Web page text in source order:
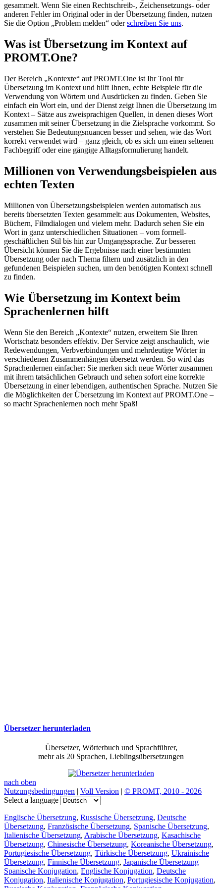
gesammelt. Wenn Sie einen Rechtschreib-, Zeichensetzungs- oder
anderen Fehler im Original oder in der Übersetzung finden, nutzen
Sie die Option „Problem melden“ oderschreiben Sie uns.
Was ist Übersetzung im Kontext auf
PROMT.One?
Der Bereich „Kontexte“ auf PROMT.One ist Ihr Tool für
Übersetzung im Kontext und hilft Ihnen, echte Beispiele für die
Verwendung von Wörtern und Ausdrücken zu finden. Geben Sie
einfach ein Wort ein, und der Dienst zeigt Ihnen die Übersetzung im
Kontext – Sätze aus zweisprachigen Quellen, in denen dieses Wort
zusammen mit seiner Übersetzung in die Zielsprache vorkommt. So
verstehen Sie Bedeutungsnuancen besser und sehen, wie das Wort
korrekt verwendet wird – ganz gleich, ob es sich um einen seltenen
Fachbegriff oder eine gängige Alltagsformulierung handelt.
Millionen von Verwendungsbeispielen aus
echten Texten
Millionen von Übersetzungsbeispielen werden automatisch aus
bereits übersetzten Texten gesammelt: aus Dokumenten, Websites,
Büchern, Filmdialogen und vielem mehr. Dadurch sehen Sie ein
Wort in ganz unterschiedlichen Situationen – vom formell-
geschäftlichen Stil bis hin zur Umgangssprache. Zur besseren
Übersicht können Sie die Ergebnisse nach einer bestimmten
Übersetzung oder nach Thema filtern und zusätzlich in den
gefundenen Beispielen suchen, um den benötigten Kontext schnell
zu finden.
Wie Übersetzung im Kontext beim
Sprachenlernen hilft
Wenn Sie den Bereich „Kontexte“ nutzen, erweitern Sie Ihren
Wortschatz besonders effektiv. Der Service zeigt anschaulich, wie
Redewendungen, Verbverbindungen und mehrdeutige Wörter in
verschiedenen Zusammenhängen übersetzt werden. So wird das
Sprachenlernen einfacher: Sie merken sich neue Wörter zusammen
mit ihrem tatsächlichen Gebrauch und sehen sofort eine korrekte
Übersetzung in einer lebendigen, authentischen Sprache. Nutzen Sie
die Möglichkeiten der Übersetzung im Kontext auf PROMT.One –
so macht Sprachenlernen noch mehr Spaß!
Übersetzer herunterladen
Übersetzer, Wörterbuch und Sprachführer,
mehr als 20 Sprachen, Lieblingsübersetzungen
nach oben
Nutzungsbedingungen | Voll Version | © PROMT, 2010 - 2026
Select a language
Englische Übersetzung, Russische Übersetzung, Deutsche
Übersetzung, Französische Übersetzung, Spanische Übersetzung,
Italienische Übersetzung, Arabische Übersetzung, Kasachische
Übersetzung, Chinesische Übersetzung, Koreanische Übersetzung,
Portugiesische Übersetzung, Türkische Übersetzung, Ukrainische
Übersetzung, Finnische Übersetzung, Japanische Übersetzung
Spanische Konjugation, Englische Konjugation, Deutsche
Konjugation, Italienische Konjugation, Portugiesische Konjugation,